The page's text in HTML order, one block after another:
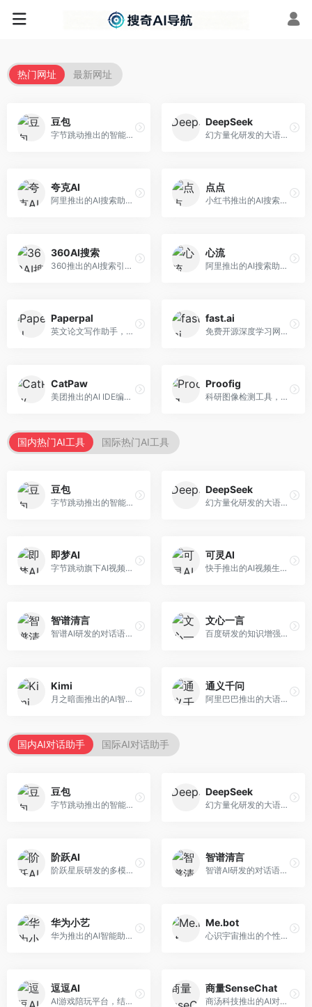
热门网址 最新网址
豆包
字节跳动推出的智能对话助手平台，提供文本创作、知识问答、英语学习等多种AI服务。面向普通用户和内容创作者，支持多轮对话和文件解析，免费使用，响应速度快，中文理解能力强。
DeepSeek
幻方量化研发的大语言模型平台，专注于深度推理和代码生成能力。面向开发者、研究人员和技术爱好者，提供强大的逻辑推理和数学计算功能，开源生态完善，API接口友好。
夸克AI
阿里推出的AI搜索助手，整合搜索与AI功能。面向年轻用户，提供智能搜索、文档处理、学习辅助等服务，与夸克生态深度整合。
点点
小红书推出的AI搜索应用，专注于生活方式内容搜索。面向小红书用户，提供生活攻略、消费决策、内容推荐等服务，生活方式内容丰富。
360AI搜索
360推出的AI搜索引擎，专注于安全智能搜索。面向普通用户，提供智能问答、网页搜索、内容整理等服务，安全防护能力强。
心流
阿里推出的AI搜索助手，专注于智能信息获取。面向普通用户，提供智能搜索、内容整理、知识问答等服务，与阿里生态深度整合。
Paperpal
英文论文写作助手，专注于学术英语润色。面向需要发表国际期刊的研究者，提供语法检查、学术表达优化、格式规范等服务，英语表达地道专业。
fast.ai
免费开源深度学习网站，专注于实用AI教学。面向开发者，提供免费深度学习课程、实战项目、代码库等资源，学习门槛低。
CatPaw
美团推出的AI IDE编程工具，专注于本地开发生态。面向开发者，提供智能代码补全、代码生成、项目管理等服务，本地开发体验好。
Proofig
科研图像检测工具，专注于学术图像完整性验证。面向科研人员，提供图像检测、重复分析、报告生成等服务，学术检测专业。
国内热门AI工具 国际热门AI工具
豆包
字节跳动推出的智能对话助手平台，提供文本创作、知识问答、英语学习等多种AI服务。面向普通用户和内容创作者，支持多轮对话和文件解析，免费使用，响应速度快，中文理解能力强。
DeepSeek
幻方量化研发的大语言模型平台，专注于深度推理和代码生成能力。面向开发者、研究人员和技术爱好者，提供强大的逻辑推理和数学计算功能，开源生态完善，API接口友好。
即梦AI
字节跳动旗下AI视频创作平台，支持多模态内容生成。面向内容创作者和营销人员，提供文生视频、图生视频、智能剪辑等功能，中文理解能力强，创作效率高。
可灵AI
快手推出的AI视频生成平台，支持文生视频和图生视频，可生成长达2分钟的高质量视频内容。面向短视频创作者和营销人员，操作简便，生成效果逼真，适合商业推广和创意表达。
智谱清言
智谱AI研发的对话语言模型，支持中英双语交互。面向中文用户和开发者，提供知识问答、代码编写、文档解读等服务，开源生态完善，学术研究背景深厚。
文心一言
百度研发的知识增强大语言模型，深度融合百度知识图谱和搜索能力。面向中文用户，提供知识问答、文本创作、逻辑推理等服务，中文语境理解准确，知识覆盖面广。
Kimi
月之暗面推出的AI智能助手，核心优势在于超长文本处理能力，支持20万字以上文档分析。面向学术研究者、职场人士和内容创作者，提供文档解读、PPT生成、联网搜索等综合服务。
通义千问
阿里巴巴推出的大语言模型平台，提供对话问答、文档处理、图像理解、代码编写等全方位AI服务。面向企业用户和个人开发者，集成阿里云生态，支持多模态交互，企业级安全保障。
国内AI对话助手 国际AI对话助手
豆包
字节跳动推出的智能对话助手平台，提供文本创作、知识问答、英语学习等多种AI服务。面向普通用户和内容创作者，支持多轮对话和文件解析，免费使用，响应速度快，中文理解能力强。
DeepSeek
幻方量化研发的大语言模型平台，专注于深度推理和代码生成能力。面向开发者、研究人员和技术爱好者，提供强大的逻辑推理和数学计算功能，开源生态完善，API接口友好。
阶跃AI
阶跃星辰研发的多模态大模型平台，支持文本、图像、视频的综合理解与生成。面向创作者和企业客户，提供内容创作、智能分析等服务，多模态能力突出。
智谱清言
智谱AI研发的对话语言模型，支持中英双语交互。面向中文用户和开发者，提供知识问答、代码编写、文档解读等服务，开源生态完善，学术研究背景深厚。
华为小艺
华为推出的AI智能助手网页端，深度整合鸿蒙生态和华为云服务。面向华为设备用户，支持语音交互、智能问答、设备控制等功能，与华为硬件生态无缝衔接。
Me.bot
心识宇宙推出的个性化AI伴侣，专注于情感交互和个人助理服务。面向个人用户，支持日程管理、情感陪伴、知识问答等功能，交互体验人性化。
逗逗AI
AI游戏陪玩平台，结合游戏理解和自然语言交互技术。面向游戏玩家，提供游戏攻略、陪玩互动、社交聊天等服务，游戏知识丰富，互动体验有趣。
商量SenseChat
商汤科技推出的AI对话平台，结合计算机视觉和自然语言处理技术。面向企业用户和开发者，支持多模态交互，视觉理解能力强，适合智能客服和内容创作场景。